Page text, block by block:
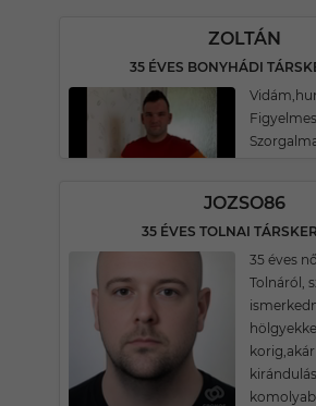
ZOLTÁN
35 ÉVES BONYHÁDI
JOZSO86
35 ÉVES TOLNAI
35 éves
Tolnáról,